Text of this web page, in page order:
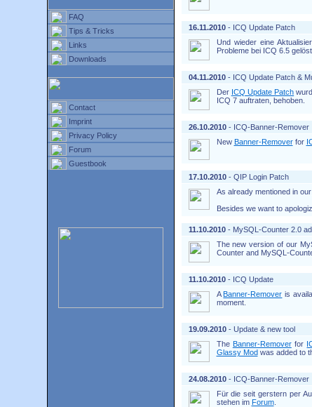
FAQ
Tips & Tricks
Links
Downloads
Contact
Imprint
Privacy Policy
Forum
Guestbook
16.11.2010- ICQ Update Patch
Und wieder eine
Probleme bei ICQ 6.5
04.11.2010- ICQ Update Patch &
Der ICQ Update Patch
ICQ 7 auftraten, behoben.
26.10.2010- ICQ-Banner-Remover
New Banner-Removerfor
17.10.2010- QIP Login Patch
As already mentioned in our
Besides we want to
11.10.2010- MySQL-Counter 2.0
The new version of our
Counter and MySQL-
11.10.2010- ICQ Update
A Banner-Remover is
moment.
19.09.2010- Update & new tool
The Banner-Removerfor
Glassy Modwas added to
24.08.2010- ICQ-Banner-Remover
Für die seit gerstern per
stehen im Forum.